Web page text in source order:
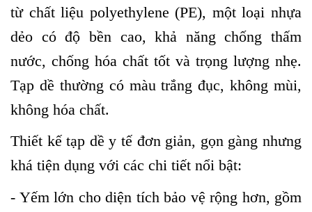
từ chất liệu polyethylene (PE), một loại nhựa
dẻo có độ bền cao, khả năng chống thấm
nước, chống hóa chất tốt và trọng lượng nhẹ.
Tạp dề thường có màu trắng đục, không mùi,
không hóa chất.
Thiết kế tạp dề y tế đơn giản, gọn gàng nhưng
khá tiện dụng với các chi tiết nổi bật:
- Yếm lớn cho diện tích bảo vệ rộng hơn, gồm